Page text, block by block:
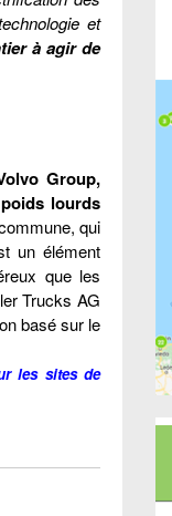
et
à agir de
Group,
lourds
qui
un élément
que les
Trucks AG
basé sur le
les sites de